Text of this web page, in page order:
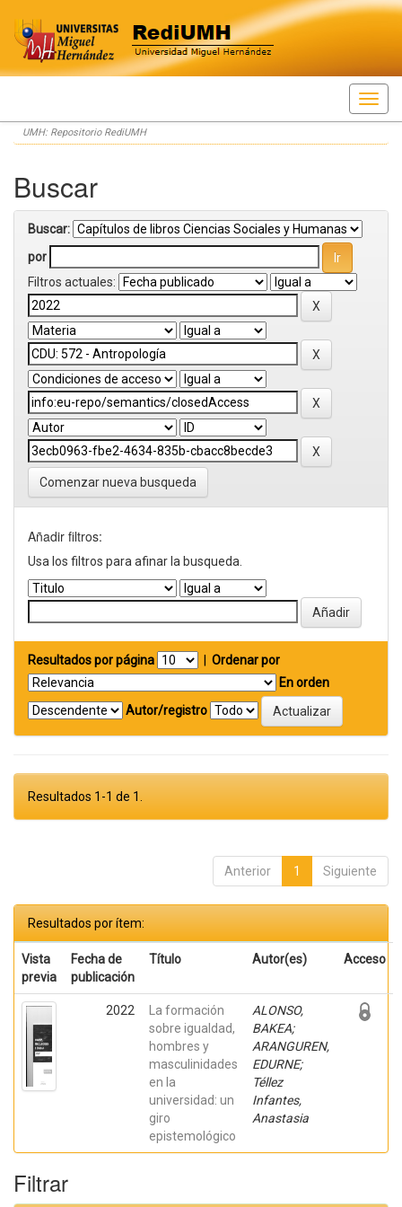
Skip
navigation
UMH: Repositorio RediUMH
Buscar
Buscar:
por
Filtros actuales:
Comenzar nueva busqueda
Añadir filtros:
Usa los filtros para afinar la busqueda.
Resultados por página
Ordenar por
En orden
Autor/registro
Resultados 1-1 de 1.
Anterior 1 Siguiente
Resultados por ítem:
Vista
previa
Fecha de
publicación
Título Autor(es) Acceso
2022
La formación
sobre igualdad,
hombres y
masculinidades
en la
universidad: un
giro
epistemológico
ALONSO,
BAKEA;
ARANGUREN,
EDURNE;
Téllez
Infantes,
Anastasia
Filtrar